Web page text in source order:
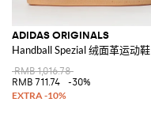
ADIDAS ORIGINALS
Handball Spezial 绒面革运动鞋
RMB 1,016.78
RMB 711.74
-30%